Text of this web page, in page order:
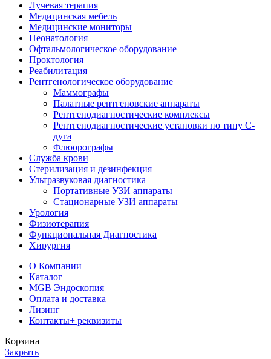
Лучевая терапия
Медицинская мебель
Медицинские мониторы
Неонатология
Офтальмологическое оборудование
Проктология
Реабилитация
Рентгенологическое оборудование
Маммографы
Палатные рентгеновские аппараты
Рентгенодиагностические комплексы
Рентгенодиагностические установки по типу С-
дуга
Флюорографы
Служба крови
Стерилизация и дезинфекция
Ультразвуковая диагностика
Портативные УЗИ аппараты
Стационарные УЗИ аппараты
Урология
Физиотерапия
Функциональная Диагностика
Хирургия
О Компании
Каталог
MGB Эндоскопия
Оплата и доставка
Лизинг
Контакты+ реквизиты
Корзина
Закрыть